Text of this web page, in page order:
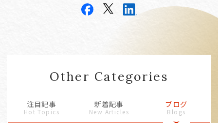
Other Categories
注目記事
Hot Topics
新着記事
New Articles
ブログ
Blogs